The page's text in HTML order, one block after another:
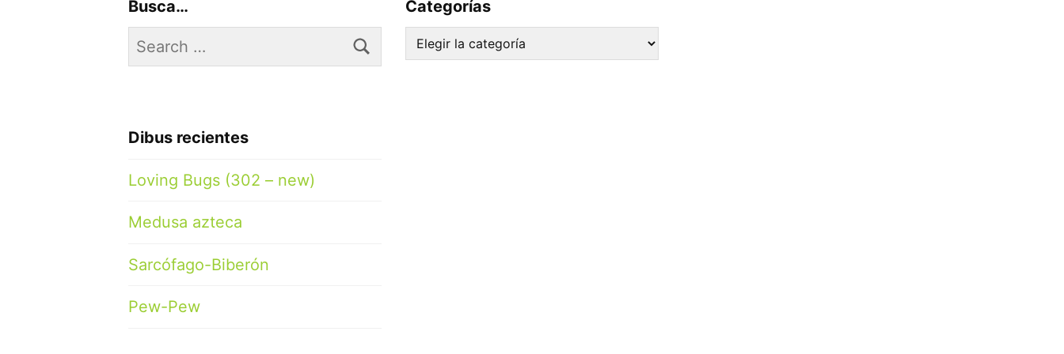
Busca…
Search
for:
Dibus recientes
Loving Bugs (302 – new)
Medusa azteca
Sarcófago-Biberón
Pew-Pew
Categorías
Categorías